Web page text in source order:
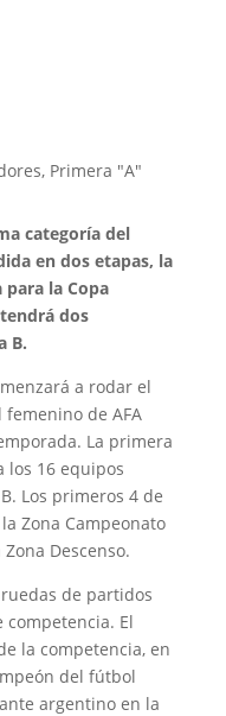
, Primera "A"
categoría del
en dos etapas, la
la Copa
dos
B.
a rodar el
de AFA
La primera
los 16 equipos
Los primeros 4 de
Zona Campeonato
Descenso.
de partidos
El
la competencia, en
del fútbol
argentino en la